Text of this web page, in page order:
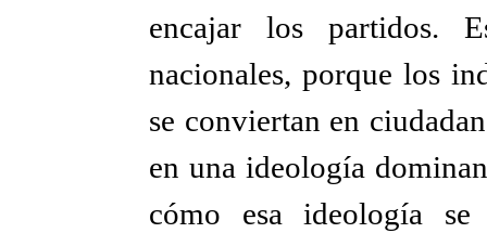
encajar los partidos.
nacionales, porque los
se conviertan en
en una ideología
cómo esa ideología se